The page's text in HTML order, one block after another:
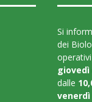
Si
dei
giovedì
dalle
venerdì